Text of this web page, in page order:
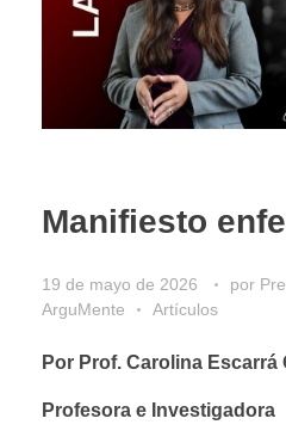
Manifiesto
19 de mayo de 2026 por
ArguMente
Artículos
Por Prof. Carolina Escarrá
Profesora e Investigadora